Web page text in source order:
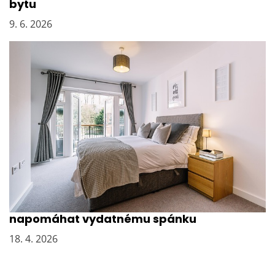
bytu
9. 6. 2026
Návrh ložnice od bytového designéra může
napomáhat vydatnému spánku
18. 4. 2026